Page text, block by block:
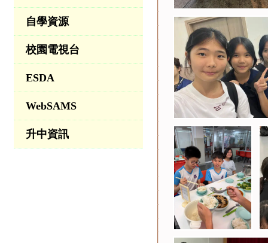
自學資源
校園電視台
ESDA
WebSAMS
升中資訊